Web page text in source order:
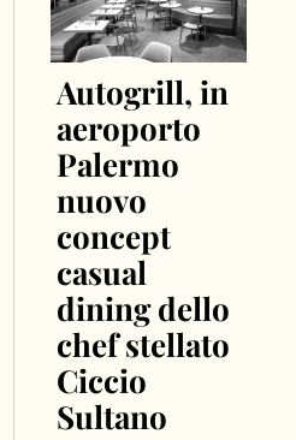
Autogrill, in
aeroporto
Palermo
nuovo
concept
casual
dining dello
chef stellato
Ciccio
Sultano